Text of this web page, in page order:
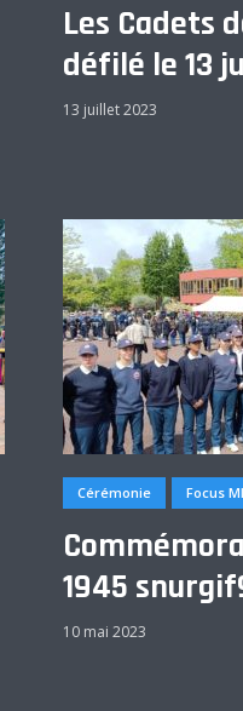
Les Cadets
défilé le 13
13 juillet 2023
Cérémonie Focus
1945
10 mai 2023